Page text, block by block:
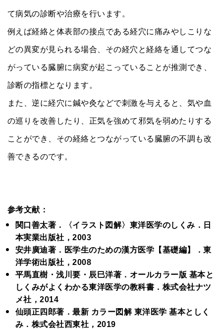
て病気の診断や治療を行います。
例えば経絡と体表部の接点である経穴に痛みやしこりな
どの異変が見られる場合、その経穴と経絡を通してつな
がっている臓腑に病変が起こっていることが推測でき、
診断の指標となります。
また、逆に経穴に鍼や灸などで刺激を与えると、気や血
の巡りを改善したり、正気を強めて邪気を弱めたりする
ことができ、その経絡とつながっている臓腑の不調も改
善できるのです。
参考文献：
関口善太著．〈イラスト図解〉東洋医学のしくみ．日
本実業出版社，2003
安井廣迪著．医学生のための漢方医学【基礎編】．東
洋学術出版社，2008
平馬直樹・浅川要・辰巳洋著．オールカラー版 基本と
しくみがよくわかる東洋医学の教科書．株式会社ナツ
メ社，2014
仙頭正四郎著．最新 カラー図解 東洋医学 基本としく
み．株式会社西東社，2019